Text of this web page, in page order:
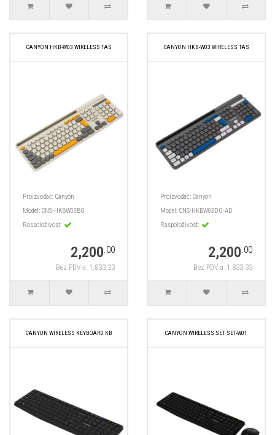
CANYON HKB-W03 WIRELESS TAS
Proizvođač: Canyon
Model: CNS-HKBW03BG
Raspoloživost:
2,200.00
Bez PDV-a: 1,833.33
CANYON HKB-W03 WIRELESS TAS
Proizvođač: Canyon
Model: CNS-HKBW03DG-AD
Raspoloživost:
2,200.00
Bez PDV-a: 1,833.33
CANYON WIRELESS KEYBOARD KB CANYON WIRELESS SET SET-W01